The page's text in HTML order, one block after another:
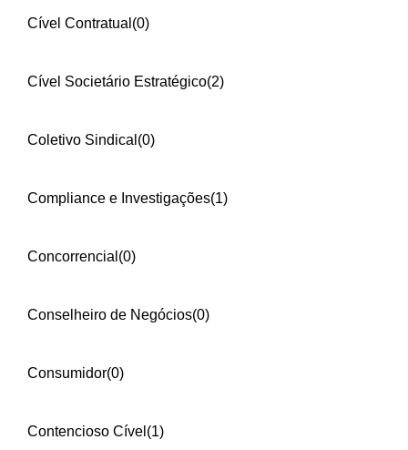
Cível Contratual (0)
Cível Societário Estratégico(2)
Coletivo Sindical (0)
Compliance e Investigações(1)
Concorrencial (0)
Conselheiro de Negócios(0)
Consumidor(0)
Contencioso Cível (1)